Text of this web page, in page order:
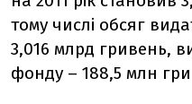
тому числі обсяг
3,016 млрд гривень,
фонду – 188,5 млн